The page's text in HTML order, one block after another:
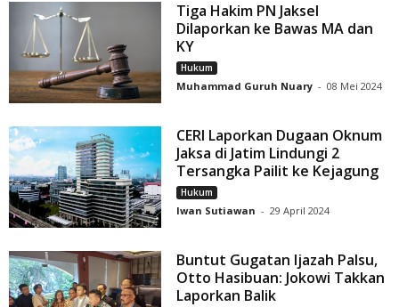
Tiga Hakim PN Jaksel
Dilaporkan ke Bawas MA dan
KY
Hukum
Muhammad Guruh Nuary - 08 Mei 2024
CERI Laporkan Dugaan Oknum
Jaksa di Jatim Lindungi 2
Tersangka Pailit ke Kejagung
Hukum
Iwan Sutiawan - 29 April 2024
Buntut Gugatan Ijazah Palsu,
Otto Hasibuan: Jokowi Takkan
Laporkan Balik